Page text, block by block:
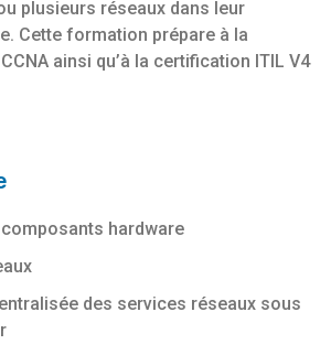
plusieurs réseaux dans leur
Cette formation prépare à la
ainsi qu’à la certification ITIL V4
hardware
des services réseaux sous